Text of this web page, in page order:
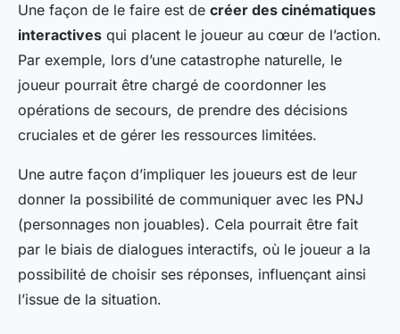
Une façon de le faire est de créer des cinématiques
interactives qui placent le joueur au cœur de l’action.
Par exemple, lors d’une catastrophe naturelle, le
joueur pourrait être chargé de coordonner les
opérations de secours, de prendre des décisions
cruciales et de gérer les ressources limitées.
Une autre façon d’impliquer les joueurs est de leur
donner la possibilité de communiquer avec les PNJ
(personnages non jouables). Cela pourrait être fait
par le biais de dialogues interactifs, où le joueur a la
possibilité de choisir ses réponses, influençant ainsi
l’issue de la situation.